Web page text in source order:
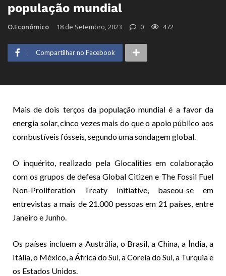
população mundial
O.Económico 18 de Setembro, 2023 0 472
Compartilhar no Facebook
Mais de dois terços da população mundial é a favor da
energia solar, cinco vezes mais do que o apoio público aos
combustíveis fósseis, segundo uma sondagem global.
O inquérito, realizado pela Glocalities em colaboração
com os grupos de defesa Global Citizen e The Fossil Fuel
Non-Proliferation Treaty Initiative, baseou-se em
entrevistas a mais de 21.000 pessoas em 21 países, entre
Janeiro e Junho.
Os países incluem a Austrália, o Brasil, a China, a Índia, a
Itália, o México, a África do Sul, a Coreia do Sul, a Turquia e
os Estados Unidos.